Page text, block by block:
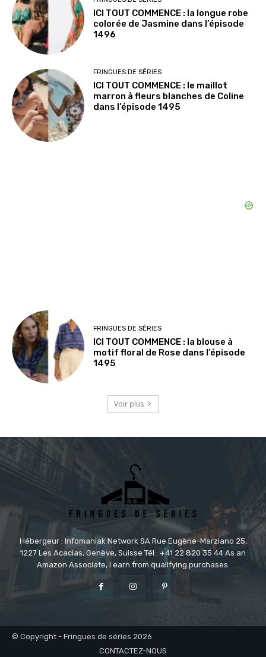
ICI TOUT COMMENCE : la longue robe
colorée de Jasmine dans l’épisode
1496
FRINGUES DE SÉRIES
ICI TOUT COMMENCE : le maillot
marron à fleurs blanches de Coline
dans l’épisode 1495
FRINGUES DE SÉRIES
ICI TOUT COMMENCE : la blouse à
motif floral de Rose dans l’épisode
1495
Voir plus
Hébergeur : Infomaniak Network SA Rue Eugène-Marziano 25,
1227 Les Acacias, Genève, Suisse Tél : +41 22 820 35 44 As an
Amazon Associate, I earn from qualifying purchases.
© Copyright - Fringues de séries 2026
CONTACTEZ-NOUS